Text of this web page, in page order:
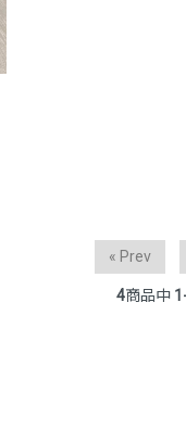
« Prev
4商品中